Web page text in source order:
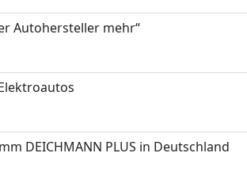
Autohersteller mehr“
DEICHMANN PLUS in Deutschland